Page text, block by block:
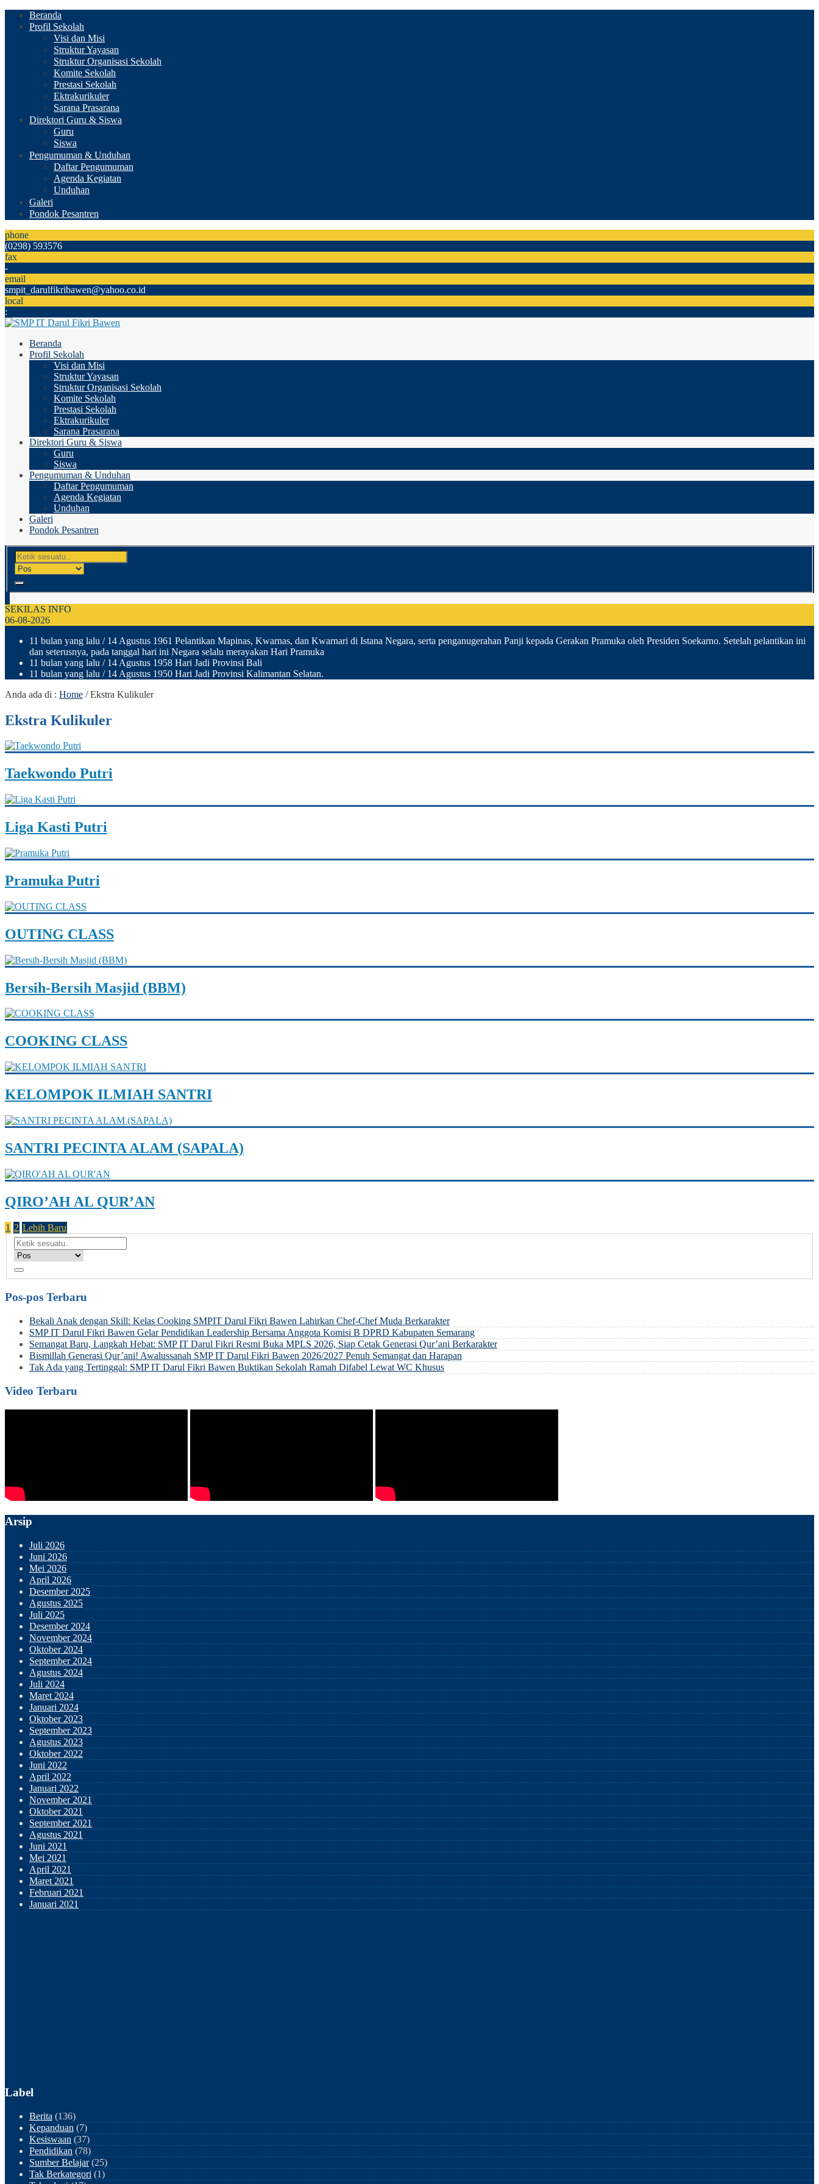
Beranda
Profil Sekolah
Visi dan Misi
Struktur Yayasan
Struktur Organisasi Sekolah
Komite Sekolah
Prestasi Sekolah
Ektrakurikuler
Sarana Prasarana
Direktori Guru & Siswa
Guru
Siswa
Pengumuman & Unduhan
Daftar Pengumuman
Agenda Kegiatan
Unduhan
Galeri
Pondok Pesantren
phone
(0298) 593576
fax
-
email
smpit_darulfikribawen@yahoo.co.id
local
:
Beranda
Profil Sekolah
Visi dan Misi
Struktur Yayasan
Struktur Organisasi Sekolah
Komite Sekolah
Prestasi Sekolah
Ektrakurikuler
Sarana Prasarana
Direktori Guru & Siswa
Guru
Siswa
Pengumuman & Unduhan
Daftar Pengumuman
Agenda Kegiatan
Unduhan
Galeri
Pondok Pesantren
SEKILAS INFO
06-08-2026
11 bulan yang lalu / 14 Agustus 1961 Pelantikan Mapinas, Kwarnas, dan Kwarnari di Istana Negara, serta penganugerahan Panji kepada Gerakan Pramuka oleh Presiden Soekarno. Setelah pelantikan ini
dan seterusnya, pada tanggal hari ini Negara selalu merayakan Hari Pramuka
11 bulan yang lalu / 14 Agustus 1958 Hari Jadi Provinsi Bali
11 bulan yang lalu / 14 Agustus 1950 Hari Jadi Provinsi Kalimantan Selatan.
Anda ada di : Home /Ekstra Kulikuler
Ekstra Kulikuler
Taekwondo Putri
Liga Kasti Putri
Pramuka Putri
OUTING CLASS
Bersih-Bersih Masjid (BBM)
COOKING CLASS
KELOMPOK ILMIAH SANTRI
SANTRI PECINTA ALAM (SAPALA)
QIRO’AH AL QUR’AN
1 2 Lebih Baru
Pos-pos Terbaru
Bekali Anak dengan Skill: Kelas Cooking SMPIT Darul Fikri Bawen Lahirkan Chef-Chef Muda Berkarakter
SMP IT Darul Fikri Bawen Gelar Pendidikan Leadership Bersama Anggota Komisi B DPRD Kabupaten Semarang
Semangat Baru, Langkah Hebat: SMP IT Darul Fikri Resmi Buka MPLS 2026, Siap Cetak Generasi Qur’ani Berkarakter
Bismillah Generasi Qur’ani! Awalussanah SMP IT Darul Fikri Bawen 2026/2027 Penuh Semangat dan Harapan
Tak Ada yang Tertinggal: SMP IT Darul Fikri Bawen Buktikan Sekolah Ramah Difabel Lewat WC Khusus
Video Terbaru
Arsip
Juli 2026
Juni 2026
Mei 2026
April 2026
Desember 2025
Agustus 2025
Juli 2025
Desember 2024
November 2024
Oktober 2024
September 2024
Agustus 2024
Juli 2024
Maret 2024
Januari 2024
Oktober 2023
September 2023
Agustus 2023
Oktober 2022
Juni 2022
April 2022
Januari 2022
November 2021
Oktober 2021
September 2021
Agustus 2021
Juni 2021
Mei 2021
April 2021
Maret 2021
Februari 2021
Januari 2021
Label
Berita (136)
Kepanduan (7)
Kesiswaan (37)
Pendidikan (78)
Sumber Belajar(25)
Tak Berkategori (1)